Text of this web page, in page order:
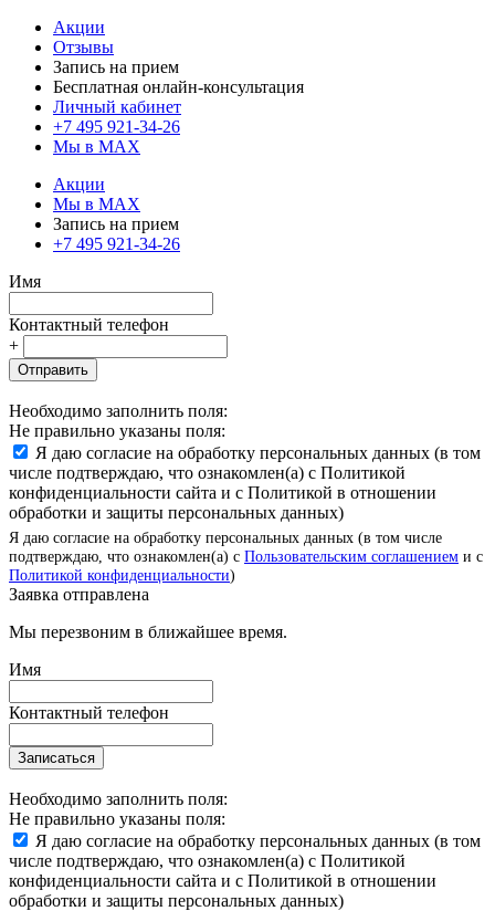
Акции
Отзывы
Запись на прием
Бесплатная онлайн-консультация
Личный кабинет
+7 495 921-34-26
Мы в MAX
Акции
Мы в MAX
Запись на прием
+7 495 921-34-26
Имя
Контактный телефон
+
Отправить
Необходимо заполнить поля:
Не правильно указаны поля:
Я даю согласие на обработку персональных данных (в том
числе подтверждаю, что ознакомлен(а) с Политикой
конфиденциальности сайта и с Политикой в отношении
обработки и защиты персональных данных)
Я даю согласие на обработку персональных данных (в том числе
подтверждаю, что ознакомлен(а) с Пользовательским соглашением и с
Политикой конфиденциальности)
Заявка отправлена
Мы перезвоним в ближайшее время.
Имя
Контактный телефон
Записаться
Необходимо заполнить поля:
Не правильно указаны поля:
Я даю согласие на обработку персональных данных (в том
числе подтверждаю, что ознакомлен(а) с Политикой
конфиденциальности сайта и с Политикой в отношении
обработки и защиты персональных данных)